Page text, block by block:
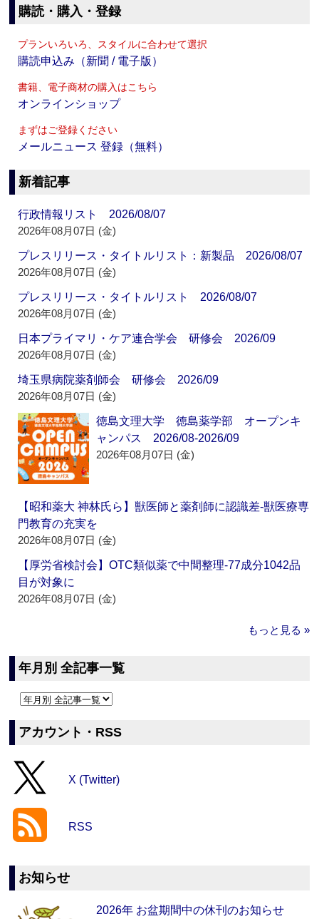
購読・購入・登録
プランいろいろ、スタイルに合わせて選択
購読申込み（新聞 / 電子版）
書籍、電子商材の購入はこちら
オンラインショップ
まずはご登録ください
メールニュース 登録（無料）
新着記事
行政情報リスト 2026/08/07
2026年08月07日 (金)
プレスリリース・タイトルリスト：新製品 2026/08/07
2026年08月07日 (金)
プレスリリース・タイトルリスト 2026/08/07
2026年08月07日 (金)
日本プライマリ・ケア連合学会 研修会 2026/09
2026年08月07日 (金)
埼玉県病院薬剤師会 研修会 2026/09
2026年08月07日 (金)
徳島文理大学 徳島薬学部 オープンキ
ャンパス 2026/08-2026/09
2026年08月07日 (金)
【昭和薬大 神林氏ら】獣医師と薬剤師に認識差‐獣医療専
門教育の充実を
2026年08月07日 (金)
【厚労省検討会】OTC類似薬で中間整理‐77成分1042品
目が対象に
2026年08月07日 (金)
もっと見る »
年月別 全記事一覧
アカウント・RSS
X (Twitter)
RSS
お知らせ
2026年 お盆期間中の休刊のお知らせ